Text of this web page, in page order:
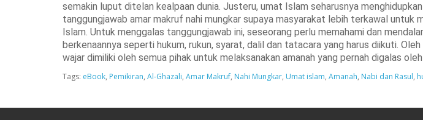
semakin luput ditelan kealpaan dunia. Justeru, umat Islam seharusnya
tanggungjawab amar makruf nahi mungkar supaya masyarakat lebih terkawal untuk
Islam. Untuk menggalas tanggungjawab ini, seseorang perlu memahami dan
berkenaannya seperti hukum, rukun, syarat, dalil dan tatacara yang harus diikuti. Oleh
wajar dimiliki oleh semua pihak untuk melaksanakan amanah yang pernah digalas
Tags: eBook, Pemikiran, Al-Ghazali, Amar Makruf, Nahi Mungkar, Umat islam, Amanah, Nabi dan Rasul,